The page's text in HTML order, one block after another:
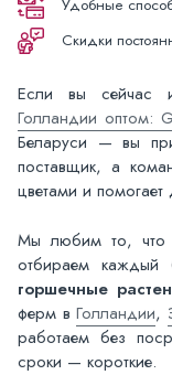
Удобные
Скидки
Если вы сейчас
Голландии оптом:
Беларуси — вы
поставщик, а
цветами и помогает
Мы любим то, что
отбираем каждый
горшечные
ферм в Голландии,
работаем без
сроки — короткие.